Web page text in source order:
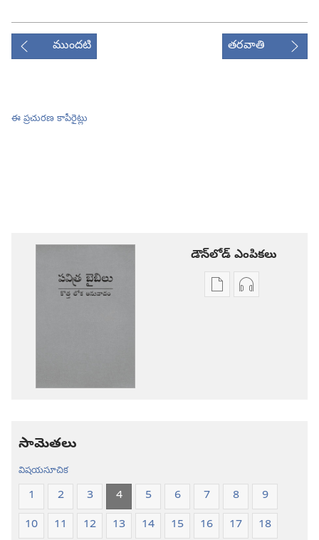
ముందటి తరవాతి
ఈ ప్రచురణ కాపీరైట్లు
డౌన్‌లోడ్‌ ఎంపికలు
ప్రచురణలఆడియో
సామెతలు
విషయసూచిక
1 2 3 4 5 6 7 8
9
10
11 12 13 14 15 16 17
18